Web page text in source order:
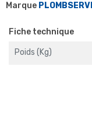
Marque
Fiche technique
Poids (kg)